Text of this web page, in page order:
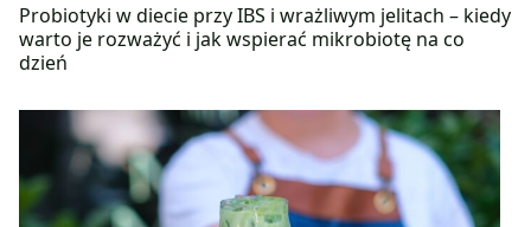
Probiotyki w diecie przy IBS i wrażliwym jelitach – kiedy
warto je rozważyć i jak wspierać mikrobiotę na co
dzień